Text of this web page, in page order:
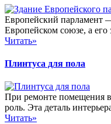
Европейский парламент
Европейском союзе, а
Читать»
Плинтуса для пола
При ремонте помещения
роль. Эта деталь
Читать»